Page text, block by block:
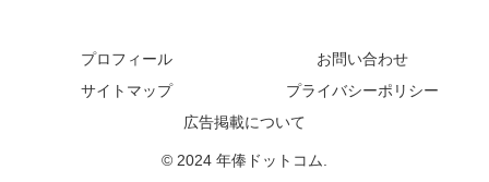
プロフィール
お問い合わせ
サイトマップ
プライバシーポリシー
広告掲載について
© 2024 年俸ドットコム.